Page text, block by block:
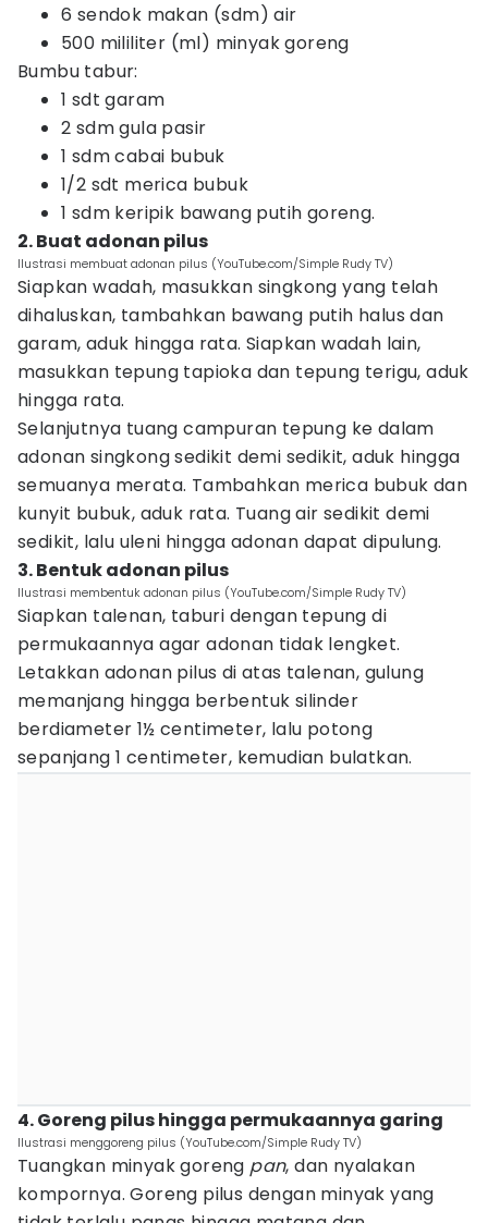
6 sendok makan (sdm) air
500 mililiter (ml) minyak goreng
Bumbu tabur:
1 sdt garam
2 sdm gula pasir
1 sdm cabai bubuk
1/2 sdt merica bubuk
1 sdm keripik bawang putih goreng.
2. Buat adonan pilus
Ilustrasi membuat adonan pilus (YouTube.com/Simple Rudy TV)
Siapkan wadah, masukkan singkong yang telah
dihaluskan, tambahkan bawang putih halus dan
garam, aduk hingga rata. Siapkan wadah lain,
masukkan tepung tapioka dan tepung terigu, aduk
hingga rata.
Selanjutnya tuang campuran tepung ke dalam
adonan singkong sedikit demi sedikit, aduk hingga
semuanya merata. Tambahkan merica bubuk dan
kunyit bubuk, aduk rata. Tuang air sedikit demi
sedikit, lalu uleni hingga adonan dapat dipulung.
3. Bentuk adonan pilus
Ilustrasi membentuk adonan pilus (YouTube.com/Simple Rudy TV)
Siapkan talenan, taburi dengan tepung di
permukaannya agar adonan tidak lengket.
Letakkan adonan pilus di atas talenan, gulung
memanjang hingga berbentuk silinder
berdiameter 1½ centimeter, lalu potong
sepanjang 1 centimeter, kemudian bulatkan.
4. Goreng pilus hingga permukaannya garing
Ilustrasi menggoreng pilus (YouTube.com/Simple Rudy TV)
Tuangkan minyak goreng pan, dan nyalakan
kompornya. Goreng pilus dengan minyak yang